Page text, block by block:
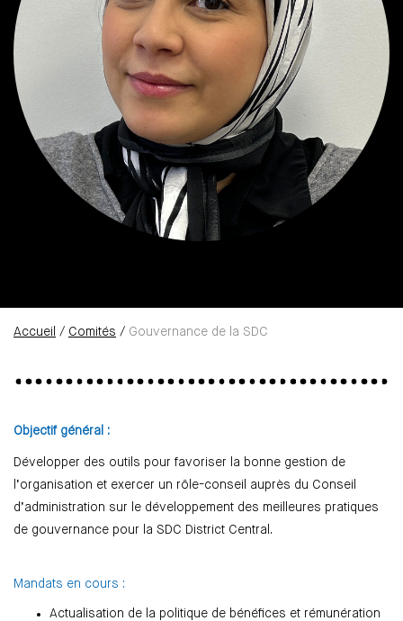
Accueil / Comités / Gouvernance de la SDC
Objectif général :
Développer des outils pour favoriser la bonne gestion de
l’organisation et exercer un rôle-conseil auprès du Conseil
d’administration sur le développement des meilleures pratiques
de gouvernance pour la SDC District Central.
Mandats en cours :
Actualisation de la politique de bénéfices et rémunération